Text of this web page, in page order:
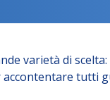
varietà di
tutti